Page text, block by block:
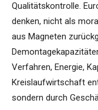
Qualitätskontrolle.
denken, nicht als
aus Magneten
Verfahren, Energie,
Kreislaufwirtschaft
sondern durch